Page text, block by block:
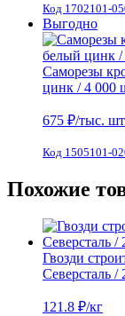
Код 1702101-
Выгодно
Саморезы
цинк / 4 000
675 ₽/тыс.
Код 1505101-
Похожие
Гвозди
Северсталь /
121.8 ₽/кг